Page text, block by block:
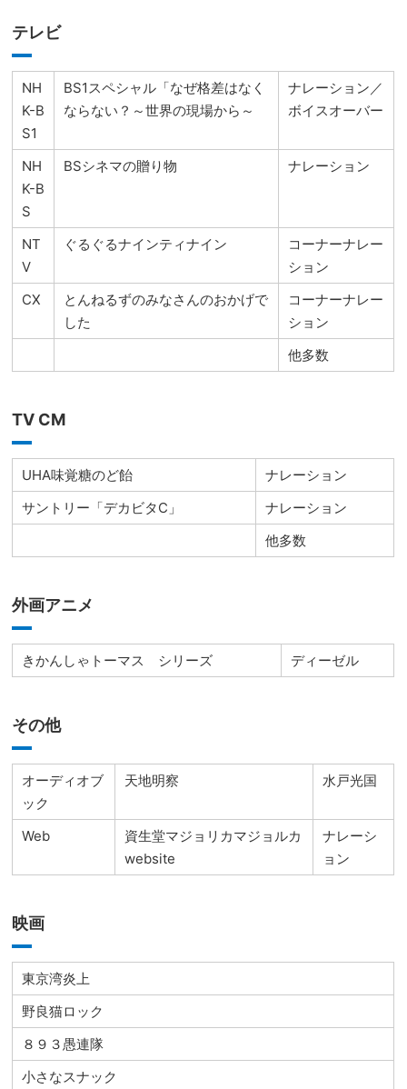
テレビ
NH
K-B
S1
BS1スペシャル「なぜ格差はなく
ならない？～世界の現場から～
ナレーション／
ボイスオーバー
NH
K-B
S
BSシネマの贈り物 ナレーション
NT
V
ぐるぐるナインティナイン
コーナーナレー
ション
CX
とんねるずのみなさんのおかげで
した
コーナーナレー
ション
他多数
TV CM
UHA味覚糖のど飴
ナレーション
サントリー「デカビタC」
ナレーション
他多数
外画アニメ
きかんしゃトーマス シリーズ ディーゼル
その他
オーディオブ
ック
天地明察 水戸光国
Web
資生堂マジョリカマジョルカ
website
ナレーシ
ョン
映画
東京湾炎上
野良猫ロック
８９３愚連隊
小さなスナック